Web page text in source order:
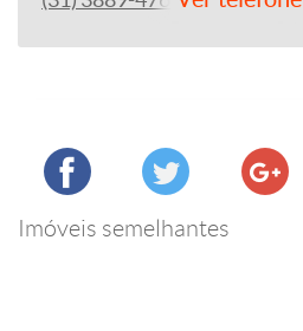
Imóveis semelhantes